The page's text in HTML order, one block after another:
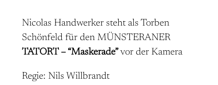
Nicolas Handwerker steht als Torben
Schönfeld für den MÜNSTERANER
TATORT – “Maskerade”vor der Kamera
Regie: Nils Willbrandt